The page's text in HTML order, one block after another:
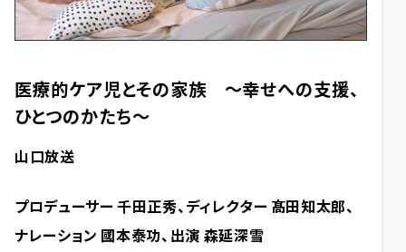
医療的ケア児とその家族 ～幸せへの支援、
ひとつのかたち～
山口放送
プロデューサー 千田正秀、ディレクター 髙田知太郎、
ナレーション 國本泰功、出演 森延深雪